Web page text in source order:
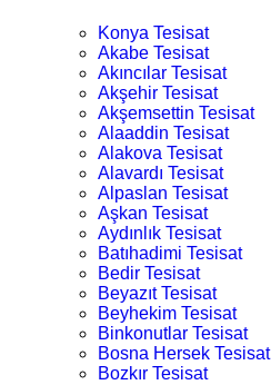
Konya Tesisat
Akabe Tesisat
Akıncılar Tesisat
Akşehir Tesisat
Akşemsettin Tesisat
Alaaddin Tesisat
Alakova Tesisat
Alavardı Tesisat
Alpaslan Tesisat
Aşkan Tesisat
Aydınlık Tesisat
Batıhadimi Tesisat
Bedir Tesisat
Beyazıt Tesisat
Beyhekim Tesisat
Binkonutlar Tesisat
Bosna Hersek Tesisat
Bozkır Tesisat